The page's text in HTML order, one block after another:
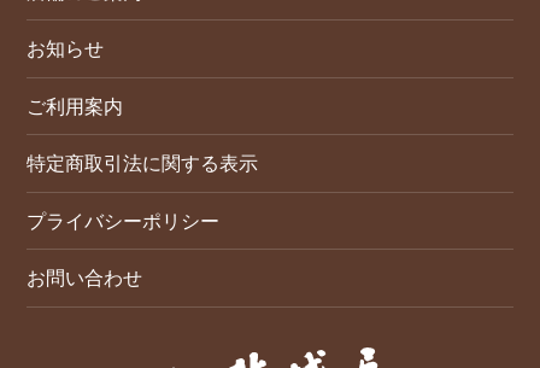
お知らせ
ご利用案内
特定商取引法に関する表示
プライバシーポリシー
お問い合わせ